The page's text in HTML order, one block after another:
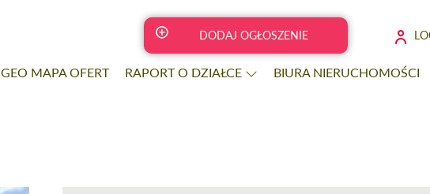
DODAJ OGŁOSZENIE
GEO MAPA OFERT RAPORT O DZIAŁCE BIURA NIERUCHOMOŚCI